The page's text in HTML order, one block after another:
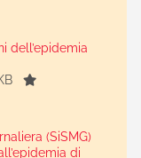
dell’epidemia
(SiSMG)
di